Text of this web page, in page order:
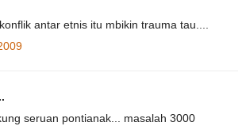
antar etnis itu mbikin trauma tau....
seruan pontianak... masalah 3000